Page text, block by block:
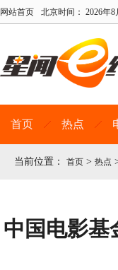
网站首页 北京时间： 2026年
首页 热点
当前位置： 首页 > 热点
中国电影基